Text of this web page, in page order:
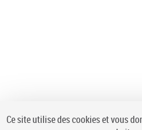
Ce site utilise des cookies et vous